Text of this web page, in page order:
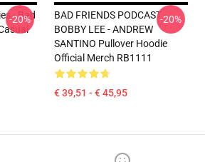
- Bad
-20%
BAD FRIENDS PODCAST -
BOBBY LEE - ANDREW
SANTINO Pullover Hoodie
Official Merch RB1111
€ 39,51 - € 45,95
-20%